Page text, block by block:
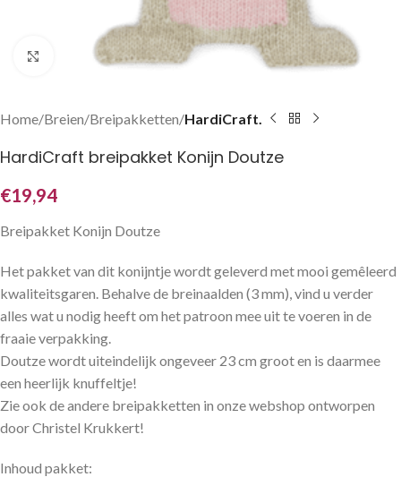
Klik om te vergroten
Home Breien Breipakketten HardiCraft.
HardiCraft breipakket Konijn Doutze
€19,94
Breipakket Konijn Doutze
Het pakket van dit konijntje wordt geleverd met mooi gemêleerd
kwaliteitsgaren. Behalve de breinaalden (3 mm), vind u verder
alles wat u nodig heeft om het patroon mee uit te voeren in de
fraaie verpakking.
Doutze wordt uiteindelijk ongeveer 23 cm groot en is daarmee
een heerlijk knuffeltje!
Zie ook de andere breipakketten in onze webshop ontworpen
door Christel Krukkert!
Inhoud pakket: